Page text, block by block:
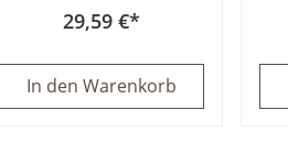
29,59 €
In den Warenkorb